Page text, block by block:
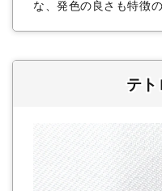
な、発色の良さも特徴
テ